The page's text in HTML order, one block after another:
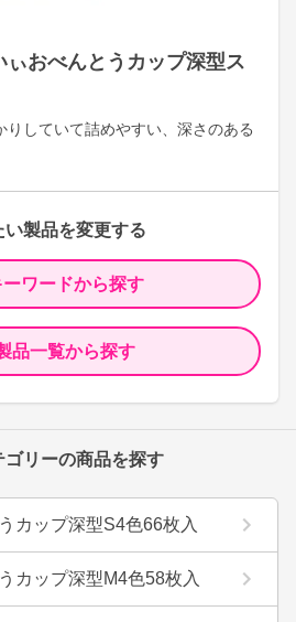
ぃおべんとうカップ深型ス
りしていて詰めやすい、深さのある
い製品を変更する
ーワードから探す
品一覧から探す
ゴリーの商品を探す
カップ深型S4色66枚入
カップ深型M4色58枚入